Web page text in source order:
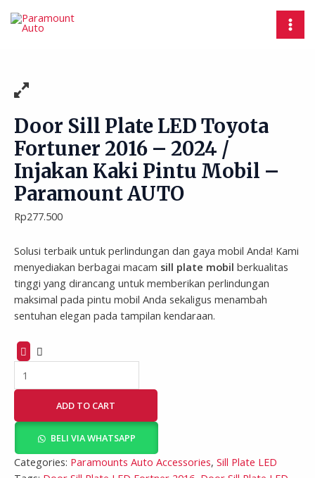
Door Sill Plate LED Toyota
Fortuner 2016 – 2024 /
Injakan Kaki Pintu Mobil –
Paramount AUTO
Rp277.500
Solusi terbaik untuk perlindungan dan gaya mobil Anda! Kami
menyediakan berbagai macam sill plate mobil berkualitas
tinggi yang dirancang untuk memberikan perlindungan
maksimal pada pintu mobil Anda sekaligus menambah
sentuhan elegan pada tampilan kendaraan.
Sill
Fortuner
-
2024
/
Injakan
Kaki
Pintu
Mobil
Paramount
AUTO
quantity
ADD TO CART
BELI VIA WHATSAPP
Categories: Paramounts Auto Accessories, Sill Plate LED